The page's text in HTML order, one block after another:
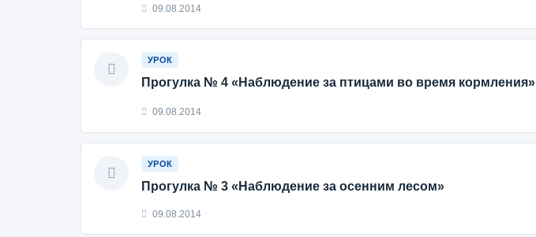
09.08.2014
УРОК
Прогулка № 4 «Наблюдение за птицами во время кормления»
09.08.2014
УРОК
Прогулка № 3 «Наблюдение за осенним лесом»
09.08.2014